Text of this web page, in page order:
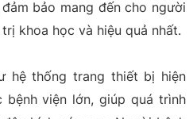
bảo mang đến cho người
khoa học và hiệu quả nhất.
hệ thống trang thiết bị hiện
viện lớn, giúp quá trình